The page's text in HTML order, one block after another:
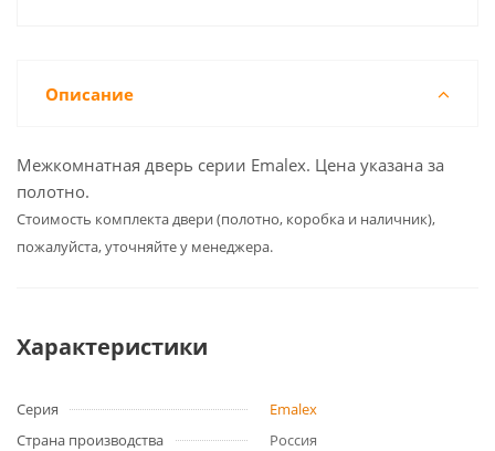
Описание
Межкомнатная дверь серии Emalex. Цена указана за
полотно.
Cтоимость комплекта двери (полотно, коробка и наличник),
пожалуйста, уточняйте у менеджера.
Характеристики
Серия
Emalex
Страна производства
Россия